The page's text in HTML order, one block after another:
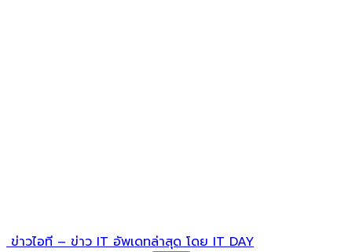
ข่าวไอที – ข่าว IT อัพเดทล่าสุด โดย IT DAY